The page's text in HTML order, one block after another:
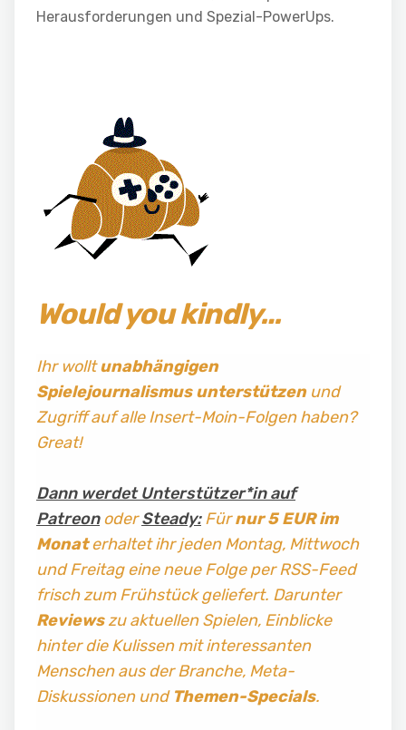
Herausforderungen und Spezial-PowerUps.
Would you kindly…
Ihr wolltunabhängigen
Spielejournalismus unterstützenund
Zugriff auf alle Insert-Moin-Folgen haben?
Great!
Dann werdet Unterstützer*in auf
PatreonoderSteady:Fürnur 5 EUR im
Monaterhaltet ihr jeden Montag, Mittwoch
und Freitag eine neue Folge per RSS-Feed
frisch zum Frühstück geliefert. Darunter
Reviewszu aktuellen Spielen, Einblicke
hinter die Kulissen mit interessanten
Menschen aus der Branche, Meta-
Diskussionen und Themen-Specials.